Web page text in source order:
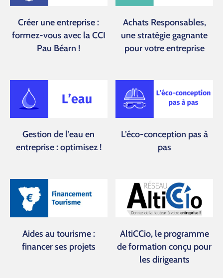
Créer une entreprise :
formez-vous avec la CCI
Pau Béarn !
Achats Responsables,
une stratégie gagnante
pour votre entreprise
Gestion de l’eau en
entreprise : optimisez !
L’éco-conception pas à
pas
Aides au tourisme :
financer ses projets
AltiCCio, le programme
de formation conçu pour
les dirigeants